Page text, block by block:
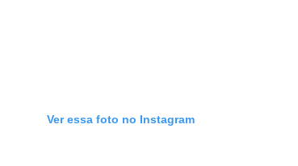
Ver essa foto no Instagram